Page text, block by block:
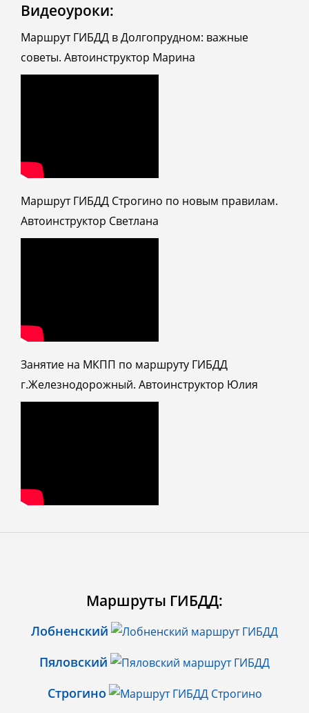
Видеоуроки:
Маршрут ГИБДД в Долгопрудном: важные
советы. Автоинструктор Марина
Маршрут ГИБДД Строгино по новым правилам.
Автоинструктор Светлана
Занятие на МКПП по маршруту ГИБДД
г.Железнодорожный. Автоинструктор Юлия
Маршруты ГИБДД:
Лобненский
Пяловский
Строгино